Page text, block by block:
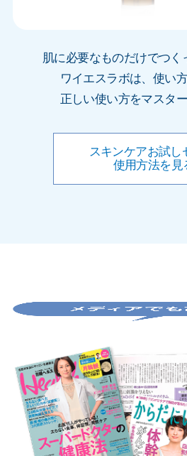
肌に必要なものだけでつく
ワイエスラボは、使い
正しい使い方をマスタ
スキンケアお試し
使用方法を見